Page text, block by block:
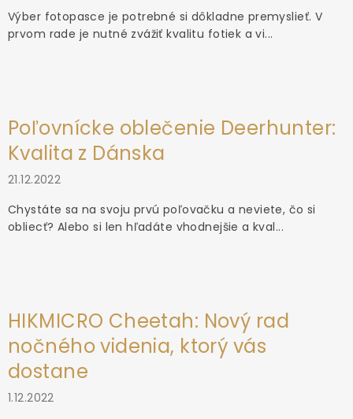
Výber fotopasce je potrebné si dôkladne premyslieť. V
prvom rade je nutné zvážiť kvalitu fotiek a vi...
Poľovnícke oblečenie Deerhunter:
Kvalita z Dánska
21.12.2022
Chystáte sa na svoju prvú poľovačku a neviete, čo si
obliecť? Alebo si len hľadáte vhodnejšie a kval...
HIKMICRO Cheetah: Nový rad
nočného videnia, ktorý vás
dostane
1.12.2022